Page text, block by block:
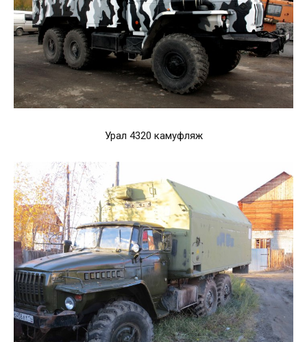
Урал 4320 камуфляж